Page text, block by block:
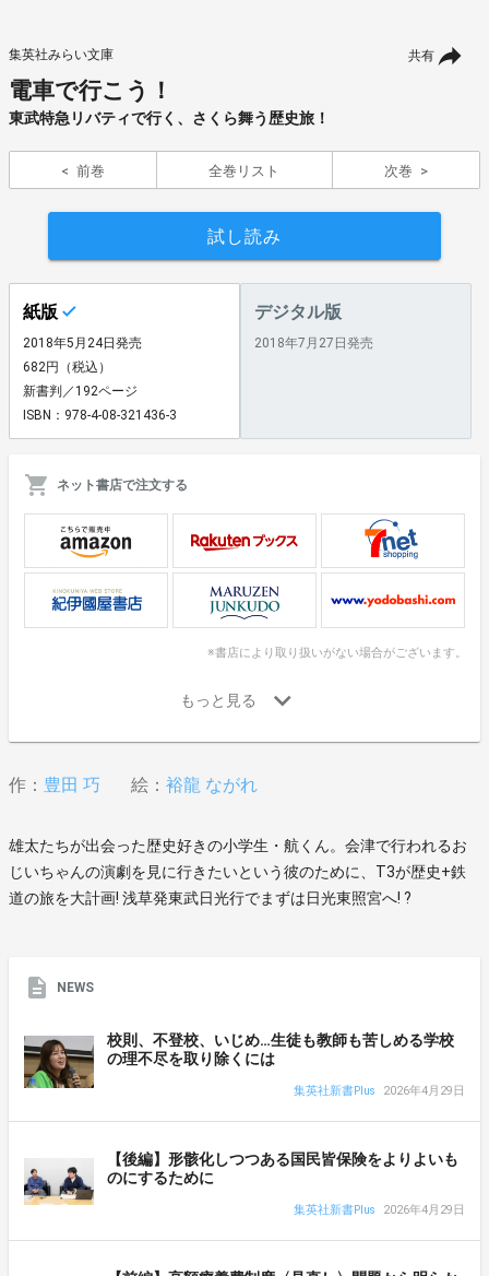
共有
集英社みらい文庫
電車で行こう！
東武特急リバティで行く、さくら舞う歴史旅！
前巻 全巻リスト 次巻
試し読み
紙版
2018年5月24日発売
682円（税込）
新書判／192ページ
ISBN：978-4-08-321436-3
デジタル版
2018年7月27日発売
ネット書店で注文する
※書店により取り扱いがない場合がございます。
作： 豊田 巧 絵： 裕龍 ながれ
雄太たちが出会った歴史好きの小学生・航くん。会津で行われるお
じいちゃんの演劇を見に行きたいという彼のために、T3が歴史+鉄
道の旅を大計画! 浅草発東武日光行でまずは日光東照宮へ! ?
NEWS
校則、不登校、いじめ…生徒も教師も苦しめる学校
の理不尽を取り除くには
集英社新書Plus 2026年4月29日
【後編】形骸化しつつある国民皆保険をよりよいも
のにするために
集英社新書Plus 2026年4月29日